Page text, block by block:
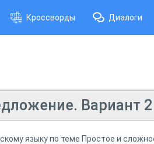
Кроссворды Диалоги
Вариант 2
языку по теме Простое и